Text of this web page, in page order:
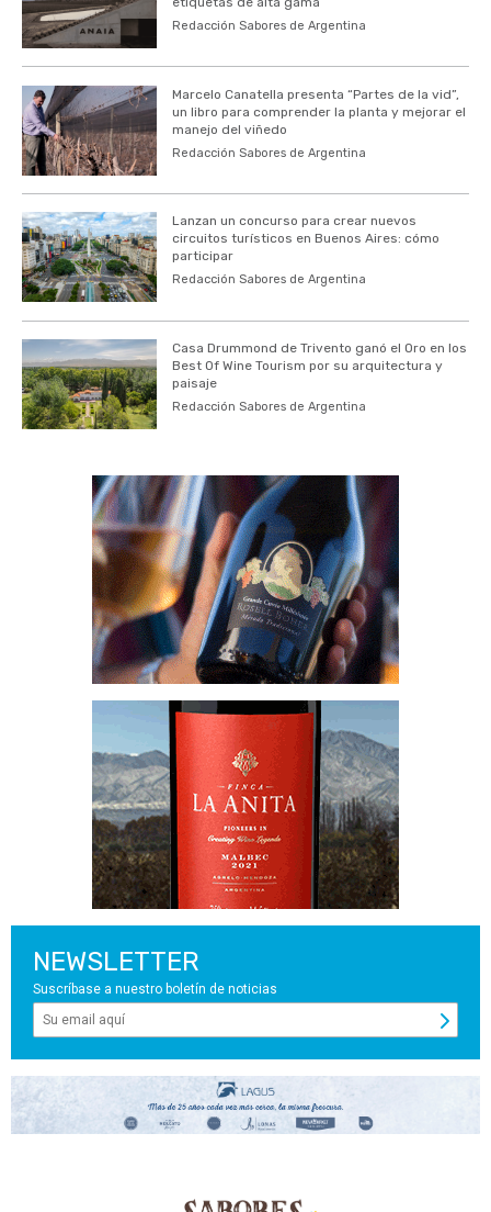
Redacción Sabores de Argentina
Marcelo Canatella presenta “Partes de la vid”,
un libro para comprender la planta y mejorar el
manejo del viñedo
Redacción Sabores de Argentina
Lanzan un concurso para crear nuevos
circuitos turísticos en Buenos Aires: cómo
participar
Redacción Sabores de Argentina
Casa Drummond de Trivento ganó el Oro en los
Best Of Wine Tourism por su arquitectura y
paisaje
Redacción Sabores de Argentina
NEWSLETTER
Suscríbase a nuestro boletín de noticias